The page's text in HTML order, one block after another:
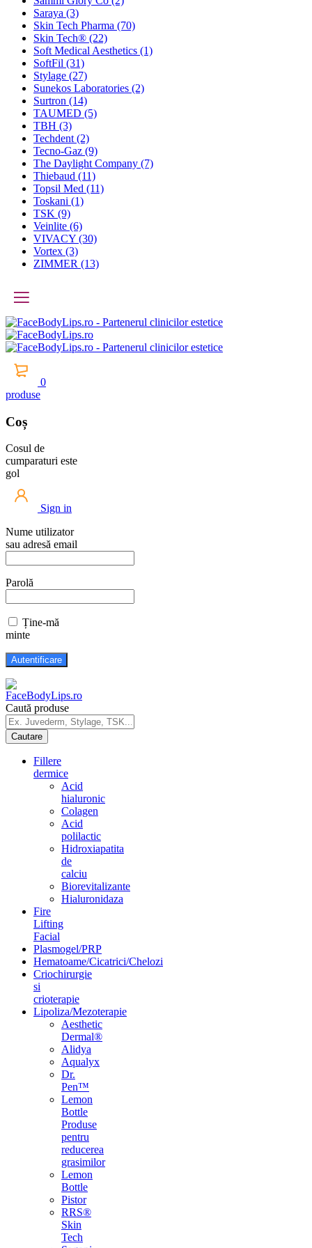
Saraya (3)
Skin Tech Pharma (70)
Skin Tech® (22)
Soft Medical Aesthetics (1)
SoftFil (31)
Stylage (27)
Sunekos Laboratories (2)
Surtron (14)
TAUMED (5)
TBH (3)
Techdent (2)
Tecno-Gaz (9)
The Daylight Company (7)
Thiebaud (11)
Topsil Med (11)
Toskani (1)
TSK (9)
Veinlite (6)
VIVACY (30)
Vortex (3)
ZIMMER (13)
0
produse
Coș
Cosul de
cumparaturi este
gol
Sign in
Nume utilizator
sau adresă email
Parolă
Ține-mă
minte
Caută produse
Fillere
dermice
Acid
hialuronic
Colagen
Acid
polilactic
Hidroxiapatita
de
calciu
Biorevitalizante
Hialuronidaza
Fire
Lifting
Facial
Plasmogel/PRP
Hematoame/Cicatrici/Chelozi
Criochirurgie
si
crioterapie
Lipoliza/Mezoterapie
Aesthetic
Dermal®
Alidya
Aqualyx
Dr.
Pen™
Lemon
Bottle
Produse
pentru
reducerea
grasimilor
Lemon
Bottle
Pistor
RRS®
Skin
Tech